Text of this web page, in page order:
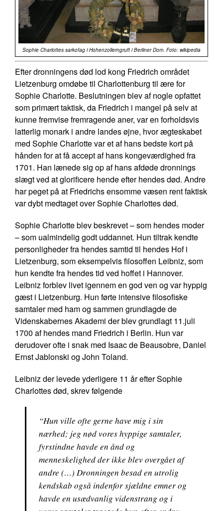
Sophie Charlottes sarkofag i Hohenzollerngruft i Berliner Dom. Foto: wikipedia
Efter dronningens død lod kong Friedrich området
Lietzenburg omdøbe til Charlottenburg til ære for
Sophie Charlotte. Beslutningen blev af nogle opfattet
som primært taktisk, da Friedrich i mangel på selv at
kunne fremvise fremragende aner, var en forholdsvis
latterlig monark i andre landes øjne, hvor ægteskabet
med Sophie Charlotte var et af hans bedste kort på
hånden for at få accept af hans kongeværdighed fra
1701. Han lænede sig op af hans afdøde dronnings
slægt ved at glorificere hende efter hendes død. Andre
har peget på at Friedrichs ensomme væsen rent faktisk
var dybt medtaget over Sophie Charlottes død.
Sophie Charlotte blev beskrevet – som hendes moder
– som ualmindelig godt uddannet. Hun tiltrak kendte
personligheder fra hendes samtid til hendes Hof i
Lietzenburg, som eksempelvis filosoffen Leibniz, som
hun kendte fra hendes tid ved hoffet i Hannover.
Leibniz forblev livet igennem en god ven og var hyppig
gæst i Lietzenburg. Hun førte intensive filosofiske
samtaler med ham og sammen grundlagde de
Videnskabernes Akademi der blev grundlagt 11.juli
1700 af hendes mand Friedrich i Berlin. Hun var
derudover ofte i snak med Isaac de Beausobre, Daniel
Ernst Jablonski og John Toland.
Leibniz der levede yderligere 11 år efter Sophie
Charlottes død, skrev følgende
“Hun ville ofte gerne have mig i sin
nærhed; jeg nød vores hyppige samtaler,
fyrstindne havde en ånd og
menneskelighed der ikke blev overgået af
andre (…) Dronningen besad en utrolig
kendskab også indenfor sjældne emner og
havde en usædvanlig videnstrang og i